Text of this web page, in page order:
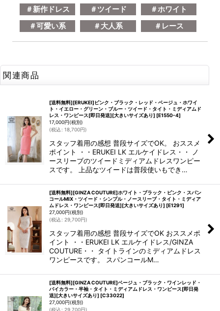
＃新作ドレス ＃ツイード
＃ホワイト
＃可愛い系
＃大人系 ＃レース
関連商品
[送料無料][ERUKEI]ピンク・ブラック・レッド・ベージュ・ホワイ
ト・イエロー・グリーン・ブルー・ツイード・タイト・ミディアムド
レス・ワンピース[即日発送][大きいサイズあり] [E1550-4]
17,000円(税別)
(税込 : 18,700円)
スタッフ着用の感想 普段サイズでOK。 おススメ
ポイント ・・ERUKEI LK エルケイドレス・・ ノ
ースリーブのツイードミディアムドレスワンピー
スです。 上品なツイードは普段使いもでき…
[送料無料][GINZA COUTURE]ホワイト・ブラック・ピンク・スパン
コールMIX・ツイード・シンプル・ノースリーブ・タイト・ミディア
ムドレス・ワンピース[即日発送][大きいサイズあり] [E1291]
27,000円(税別)
(税込 : 29,700円)
スタッフ着用の感想 普段サイズでOK おススメポ
イント ・・ERUKEI LK エルケイドレス/GINZA
COUTURE・・ タイトラインのミディアムドレス
ワンピースです。 スパンコールM…
[送料無料][GINZA COUTURE]ベージュ・ブラック・ワインレッド・
バイカラー・半袖・タイト・ミディアムドレス・ワンピース[即日発
送][大きいサイズあり] [C33022]
27,000円(税別)
(税込 : 29,700円)